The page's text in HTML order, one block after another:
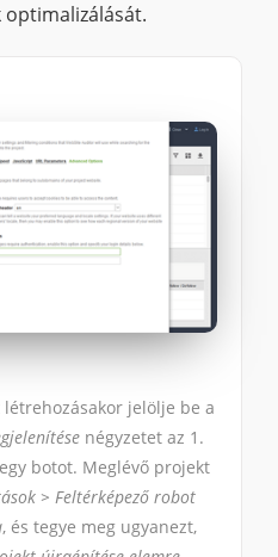
optimalizálását.
jelölje be a
négyzetet az 1.
botot. Meglévő projekt
> Feltérképező robot
, és tegye meg ugyanezt,